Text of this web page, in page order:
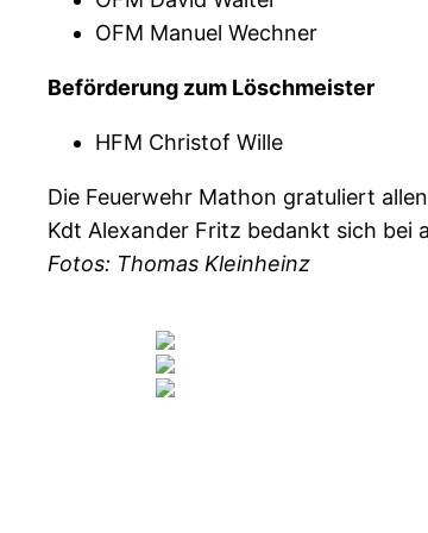
OFM Manuel Wechner
Beförderung zum Löschmeister
HFM Christof Wille
Die Feuerwehr Mathon gratuliert
Kdt Alexander Fritz bedankt sich bei
Fotos: Thomas Kleinheinz